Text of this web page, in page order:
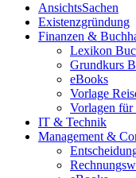
AnsichtsSachen
Existenzgründung
Finanzen &
Lexikon
Grundkurs
eBooks
Vorlage
Vorlagen für
IT & Technik
Management &